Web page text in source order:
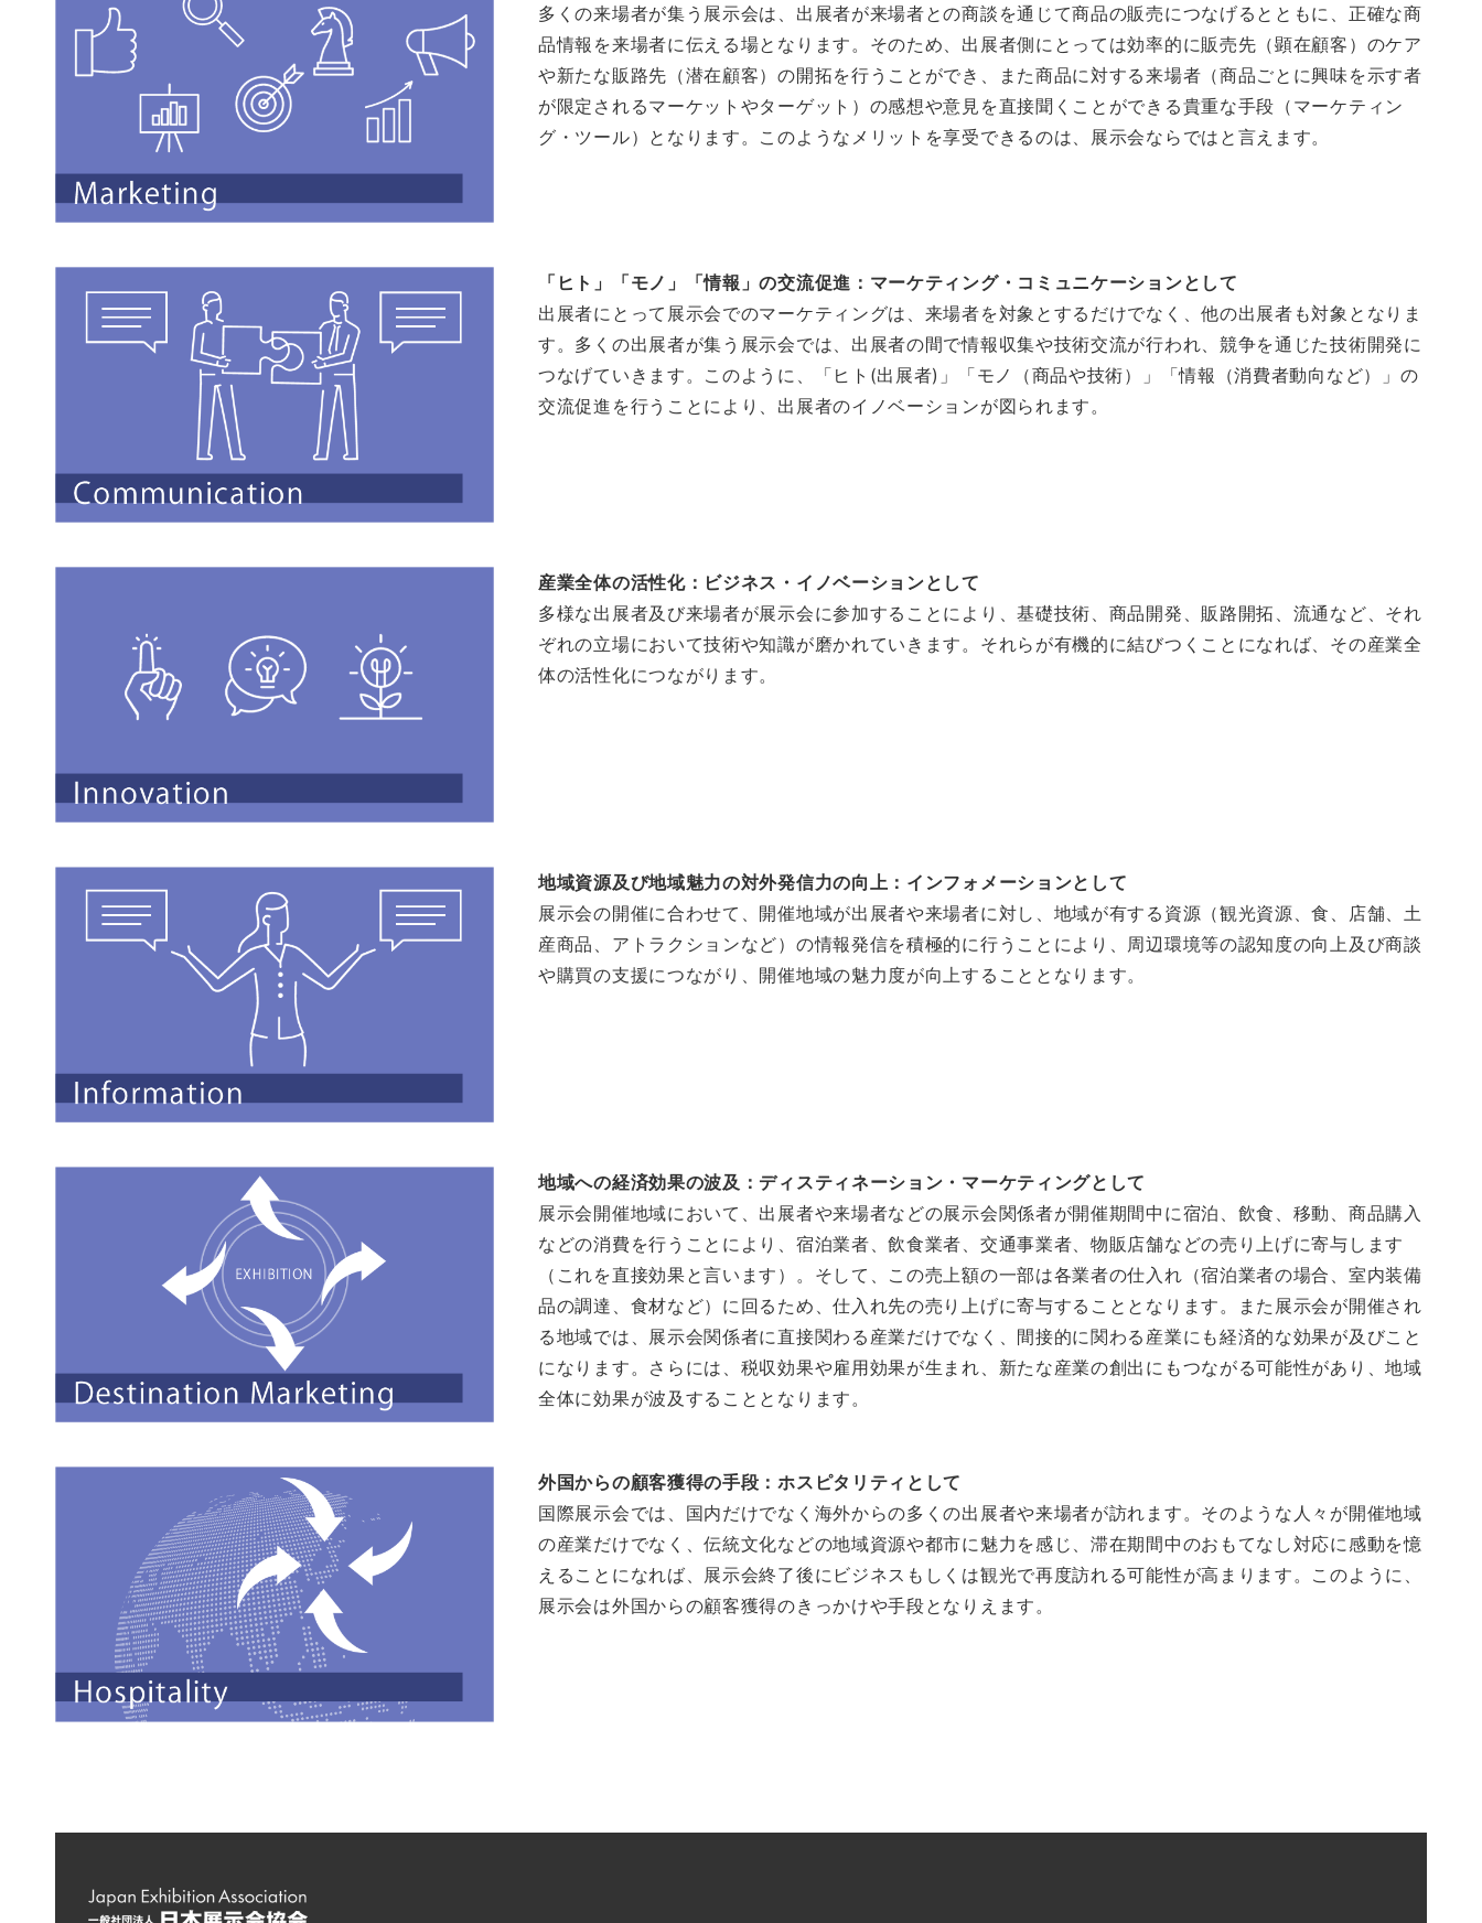
多くの来場者が集う展示会は、出展者が来場者との商談を通じて商品の販売につなげるとともに、正確な商
品情報を来場者に伝える場となります。そのため、出展者側にとっては効率的に販売先（顕在顧客）のケア
や新たな販路先（潜在顧客）の開拓を行うことができ、また商品に対する来場者（商品ごとに興味を示す者
が限定されるマーケットやターゲット）の感想や意見を直接聞くことができる貴重な手段（マーケティン
グ・ツール）となります。このようなメリットを享受できるのは、展示会ならではと言えます。
「ヒト」「モノ」「情報」の交流促進：マーケティング・コミュニケーションとして
出展者にとって展示会でのマーケティングは、来場者を対象とするだけでなく、他の出展者も対象となりま
す。多くの出展者が集う展示会では、出展者の間で情報収集や技術交流が行われ、競争を通じた技術開発に
つなげていきます。このように、「ヒト(出展者)」「モノ（商品や技術）」「情報（消費者動向など）」の
交流促進を行うことにより、出展者のイノベーションが図られます。
産業全体の活性化：ビジネス・イノベーションとして
多様な出展者及び来場者が展示会に参加することにより、基礎技術、商品開発、販路開拓、流通など、それ
ぞれの立場において技術や知識が磨かれていきます。それらが有機的に結びつくことになれば、その産業全
体の活性化につながります。
地域資源及び地域魅力の対外発信力の向上：インフォメーションとして
展示会の開催に合わせて、開催地域が出展者や来場者に対し、地域が有する資源（観光資源、食、店舗、土
産商品、アトラクションなど）の情報発信を積極的に行うことにより、周辺環境等の認知度の向上及び商談
や購買の支援につながり、開催地域の魅力度が向上することとなります。
地域への経済効果の波及：ディスティネーション・マーケティングとして
展示会開催地域において、出展者や来場者などの展示会関係者が開催期間中に宿泊、飲食、移動、商品購入
などの消費を行うことにより、宿泊業者、飲食業者、交通事業者、物販店舗などの売り上げに寄与します
（これを直接効果と言います）。そして、この売上額の一部は各業者の仕入れ（宿泊業者の場合、室内装備
品の調達、食材など）に回るため、仕入れ先の売り上げに寄与することとなります。また展示会が開催され
る地域では、展示会関係者に直接関わる産業だけでなく、間接的に関わる産業にも経済的な効果が及びこと
になります。さらには、税収効果や雇用効果が生まれ、新たな産業の創出にもつながる可能性があり、地域
全体に効果が波及することとなります。
外国からの顧客獲得の手段：ホスピタリティとして
国際展示会では、国内だけでなく海外からの多くの出展者や来場者が訪れます。そのような人々が開催地域
の産業だけでなく、伝統文化などの地域資源や都市に魅力を感じ、滞在期間中のおもてなし対応に感動を憶
えることになれば、展示会終了後にビジネスもしくは観光で再度訪れる可能性が高まります。このように、
展示会は外国からの顧客獲得のきっかけや手段となりえます。